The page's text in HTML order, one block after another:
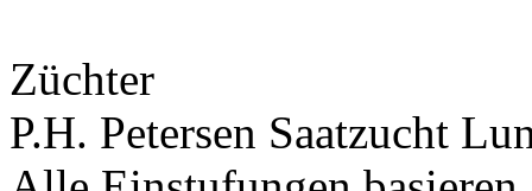
Züchter
P.H. Petersen Saatzucht